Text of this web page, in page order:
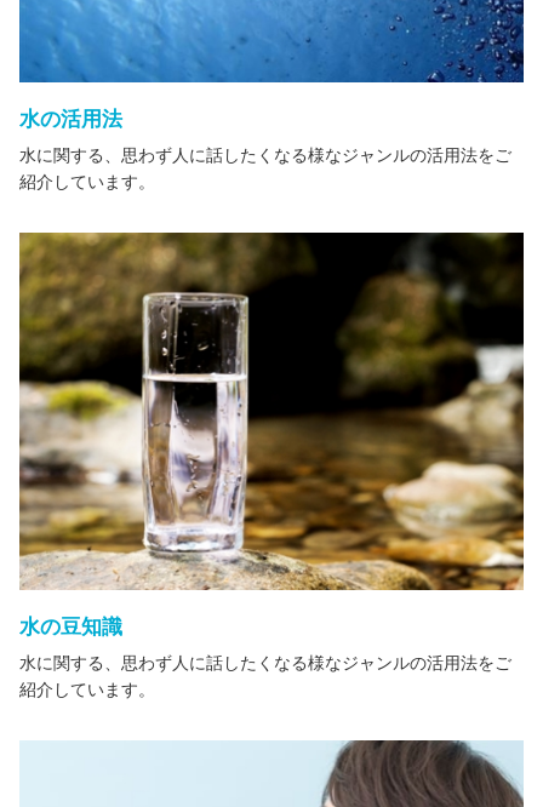
水の活用法
水に関する、思わず人に話したくなる様なジャンルの活用法をご
紹介しています。
水の豆知識
水に関する、思わず人に話したくなる様なジャンルの活用法をご
紹介しています。